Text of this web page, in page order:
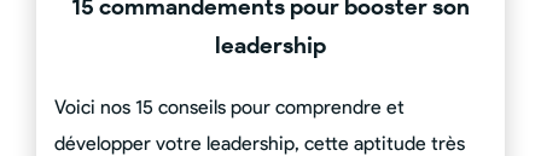
15 commandements pour booster son
leadership
Voici nos 15 conseils pour comprendre et
développer votre leadership, cette aptitude très